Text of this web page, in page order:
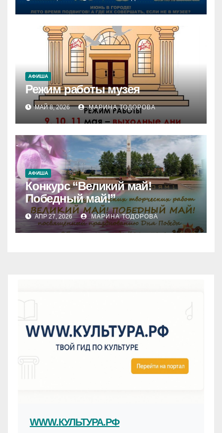
WWW.КУЛЬТУРА.РФ
АФИША
Режим работы музея
МАЙ 8, 2026 МАРИНА ТОДОРОВА
АФИША
Конкурс “Великий май!
Победный май!”
АПР 27, 2026 МАРИНА ТОДОРОВА